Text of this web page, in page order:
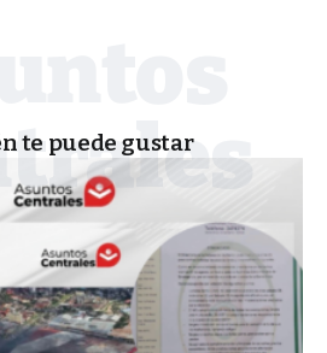
te puede gustar